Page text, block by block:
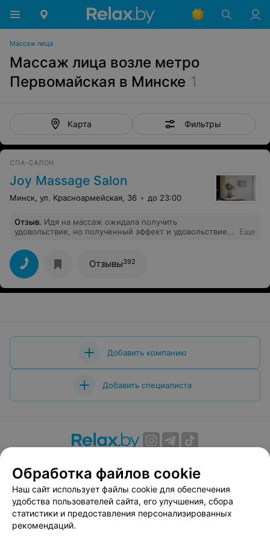
Массаж лица
Массаж лица возле метро
Первомайская в Минске 1
Карта Фильтры
СПА-САЛОН
Joy Massage Salon
Минск, ул. Красноармейская, 36 до 23:00
Отзыв. Идя на массаж ожидала получить
удовольствие, но полученный эффект и удовольствие
её профессионализм.
Еще
Отзывы392
Добавить компанию
Добавить специалиста
Вакансии
Публичный договор
Способы оплаты
Публичный договор по использованию сервиса
«Афиша»
Пользовательское соглашение
Обработка файлов cookie
Наш сайт использует файлы cookie для обеспечения
удобства пользователей сайта, его улучшения, сбора
статистики и предоставления персонализированных
рекомендаций.